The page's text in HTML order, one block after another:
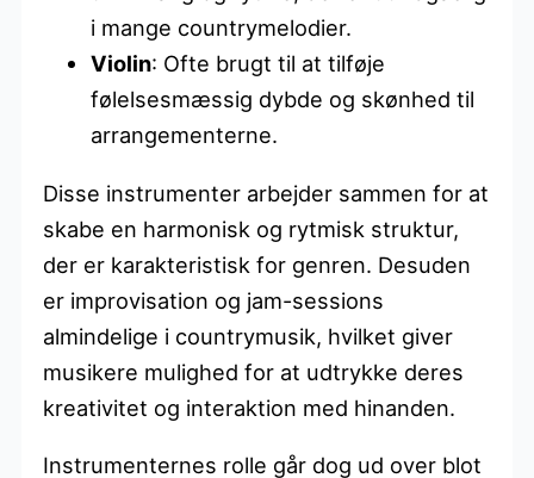
i mange countrymelodier.
Violin: Ofte brugt til at tilføje
følelsesmæssig dybde og skønhed til
arrangementerne.
Disse instrumenter arbejder sammen for at
skabe en harmonisk og rytmisk struktur,
der er karakteristisk for genren. Desuden
er improvisation og jam-sessions
almindelige i countrymusik, hvilket giver
musikere mulighed for at udtrykke deres
kreativitet og interaktion med hinanden.
Instrumenternes rolle går dog ud over blot